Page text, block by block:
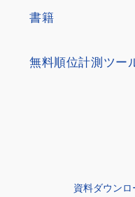
書籍
無料順位計測ツー
資料ダウンロ